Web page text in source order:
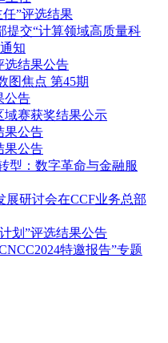
任”评选结果
提交“计算领域高质量科
知
选结果公告
图焦点 第45期
公告
域赛获奖结果公示
果公告
果公告
型：数字革命与金融服
展研讨会在CCF业务总部
划”评选结果公告
特邀报告”专题